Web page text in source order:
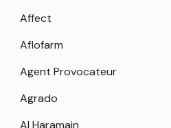
Affect
Aflofarm
Agent Provocateur
Agrado
Al Haramain